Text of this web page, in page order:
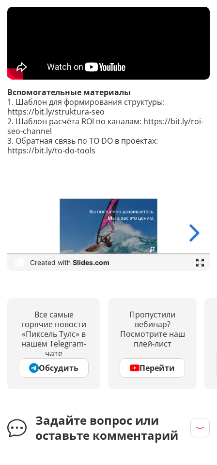
Вспомогательные материалы
1. Шаблон для формирования структуры:
https://bit.ly/struktura-seo
2. Шаблон расчёта ROI по каналам: https://bit.ly/roi-
seo-channel
3. Обратная связь по TO DO в проектах:
https://bit.ly/to-do-tools
Все самые
горячие новости
«Пиксель Тулс» в
нашем Telegram-
чате
Обсудить
Пропустили
вебинар?
Посмотрите наш
плей-лист
Перейти
Задайте вопрос или
оставьте комментарий